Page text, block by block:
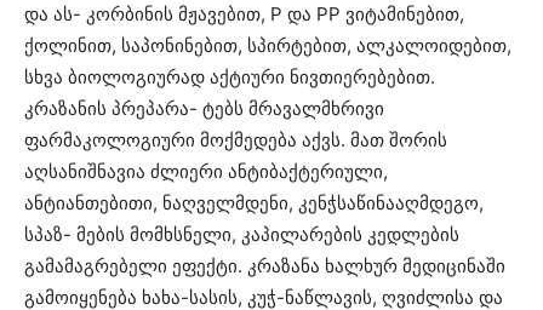
და ას- კორბინის მჟავებით, P და PP ვიტამინებით,
ქოლინით, საპონინებით, სპირტებით, ალკალოიდებით,
სხვა ბიოლოგიურად აქტიური ნივთიერებებით.
კრაზანის პრეპარა- ტებს მრავალმხრივი
ფარმაკოლოგიური მოქმედება აქვს. მათ შორის
აღსანიშნავია ძლიერი ანტიბაქტერიული,
ანტიანთებითი, ნაღველმდენი, კენჭსაწინააღმდეგო,
სპაზ- მების მომხსნელი, კაპილარების კედლების
გამამაგრებელი ეფექტი. კრაზანა ხალხურ მედიცინაში
გამოიყენება ხახა-სასის, კუჭ-ნაწლავის, ღვიძლისა და